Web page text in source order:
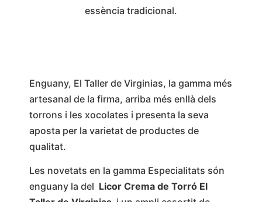
essència tradicional.
Enguany, El Taller de Virginias, la gamma més
artesanal de la firma, arriba més enllà dels
torrons i les xocolates i presenta la seva
aposta per la varietat de productes de
qualitat.
Les novetats en la gamma Especialitats són
enguany la del Licor Crema de Torró El